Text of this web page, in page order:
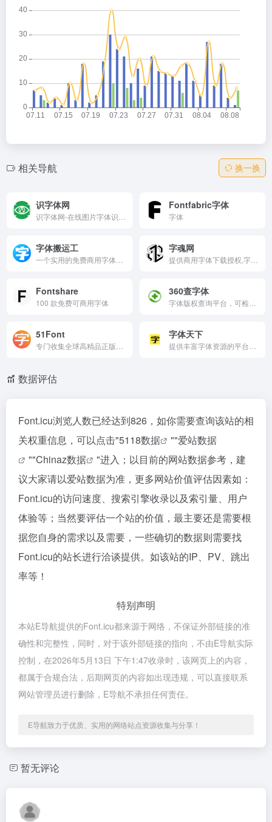
相关导航 换一换
识字体网 Fontfabric字体
字体
字体搬运工 字魂网
Fontshare
100 款免费可商用字体
360查字体
51Font 字体天下
数据评估
Font.icu浏览人数已经达到826，如你需要查询该站的相
关权重信息，可以点击"5118数据 ""爱站数据
""Chinaz数据
"进入；以目前的网站数据参考，建
议大家请以爱站数据为准，更多网站价值评估因素如：
Font.icu的访问速度、搜索引擎收录以及索引量、用户
体验等；当然要评估一个站的价值，最主要还是需要根
据您自身的需求以及需要，一些确切的数据则需要找
Font.icu的站长进行洽谈提供。如该站的IP、PV、跳出
率等！
特别声明
本站E导航提供的Font.icu都来源于网络，不保证外部链接的准
确性和完整性，同时，对于该外部链接的指向，不由E导航实际
控制，在2026年5月13日 下午1:47收录时，该网页上的内容，
都属于合规合法，后期网页的内容如出现违规，可以直接联系
网站管理员进行删除，E导航不承担任何责任。
E导航致力于优质、实用的网络站点资源收集与分享！
暂无评论